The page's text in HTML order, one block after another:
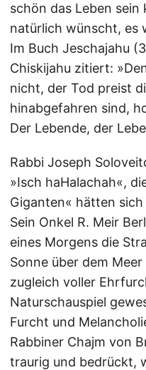
schön das Leben sein
natürlich wünscht, es
Im Buch Jeschajahu
Chiskijahu zitiert:
nicht, der Tod preist
hinabgefahren sind,
Der Lebende, der
Rabbi Joseph
»Isch haHalachah«,
Giganten« hätten
Sein Onkel R. Meir
eines Morgens die
Sonne über dem
zugleich voller
Naturschauspiel
Furcht und
Rabbiner Chajm von
traurig und bedrückt,